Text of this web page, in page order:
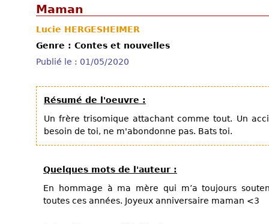
Maman
Lucie HERGESHEIMER
Genre : Contes et nouvelles
Publié le : 01/05/2020
Résumé de l'oeuvre :
Un frère trisomique attachant comme tout. Un
besoin de toi, ne m'abondonne pas. Bats toi.
Quelques mots de l'auteur :
En hommage à ma mère qui m’a toujours
toutes ces années. Joyeux anniversaire maman <3